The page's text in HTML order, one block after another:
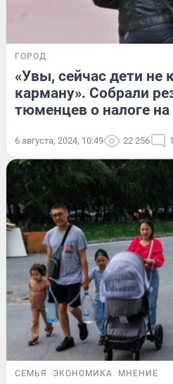
ГОРОД
«Увы, сейчас дети не
карману». Собрали
тюменцев о налоге на
6 августа, 2024, 10:49 22 256
СЕМЬЯ ЭКОНОМИКА МНЕНИЕ